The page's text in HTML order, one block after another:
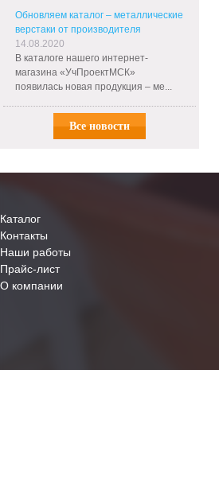
Обновляем каталог – металлические
верстаки от производителя
14.08.2020
В каталоге нашего интернет-
магазина «УчПроектМСК»
появилась новая продукция – ме...
Все новости
Каталог
Контакты
Наши работы
Прайс-лист
О компании